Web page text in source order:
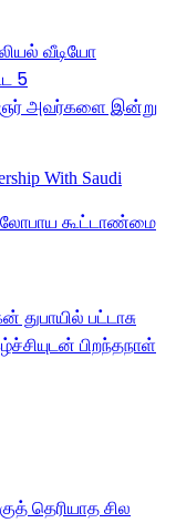
வீடியோ
5
அவர்களை இன்று
கூட்டாண்மை
பட்டாசு
பிறந்தநாள்
தெரியாத சில